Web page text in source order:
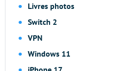
Livres photos
Switch 2
VPN
Windows 11